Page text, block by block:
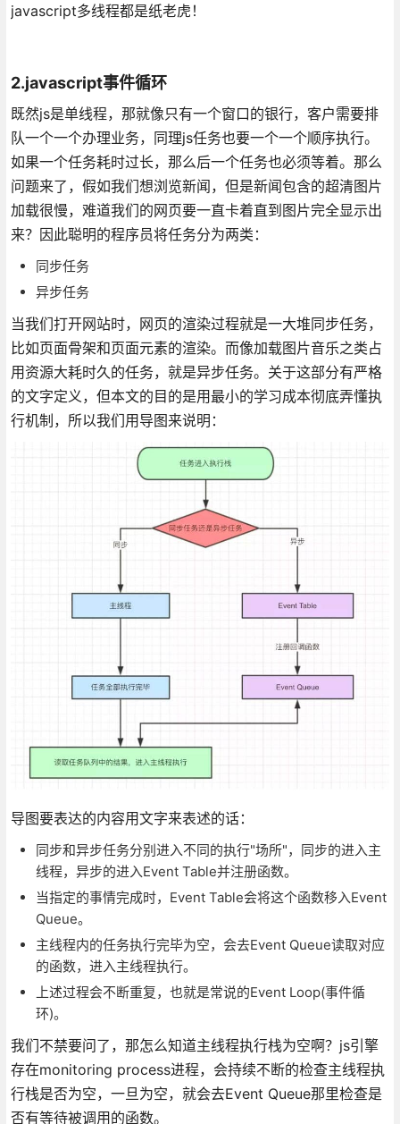
javascript多线程都是纸老虎！
2.javascript事件循环
既然js是单线程，那就像只有一个窗口的银行，客户需要排
队一个一个办理业务，同理js任务也要一个一个顺序执行。
如果一个任务耗时过长，那么后一个任务也必须等着。那么
问题来了，假如我们想浏览新闻，但是新闻包含的超清图片
加载很慢，难道我们的网页要一直卡着直到图片完全显示出
来？因此聪明的程序员将任务分为两类：
同步任务
异步任务
当我们打开网站时，网页的渲染过程就是一大堆同步任务，
比如页面骨架和页面元素的渲染。而像加载图片音乐之类占
用资源大耗时久的任务，就是异步任务。关于这部分有严格
的文字定义，但本文的目的是用最小的学习成本彻底弄懂执
行机制，所以我们用导图来说明：
导图要表达的内容用文字来表述的话：
同步和异步任务分别进入不同的执行"场所"，同步的进入主
线程，异步的进入Event Table并注册函数。
当指定的事情完成时，Event Table会将这个函数移入Event
Queue。
主线程内的任务执行完毕为空，会去Event Queue读取对应
的函数，进入主线程执行。
上述过程会不断重复，也就是常说的Event Loop(事件循
环)。
我们不禁要问了，那怎么知道主线程执行栈为空啊？js引擎
存在monitoring process进程，会持续不断的检查主线程执
行栈是否为空，一旦为空，就会去Event Queue那里检查是
否有等待被调用的函数。